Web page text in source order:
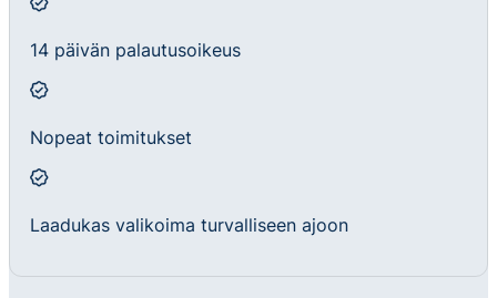
14 päivän palautusoikeus
Nopeat toimitukset
Laadukas valikoima turvalliseen ajoon